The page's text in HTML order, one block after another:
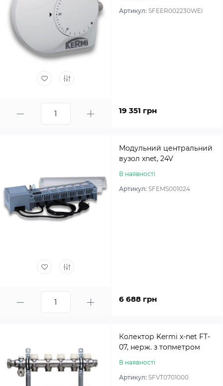
Артикул: SFEER002230WEI
19 351 грн
Модульний центральний
вузол xnet, 24V
В наявності
Артикул: SFEMS001024
6 688 грн
Колектор Kermi x-net FT-
07, нерж. з топметром
В наявності
Артикул: SFVT0701000